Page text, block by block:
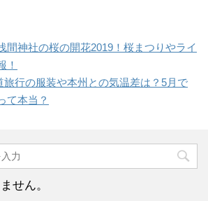
間神社の桜の開花2019！桜まつりやライ
！
旅行の服装や本州との気温差は？5月で
て本当？
せん。